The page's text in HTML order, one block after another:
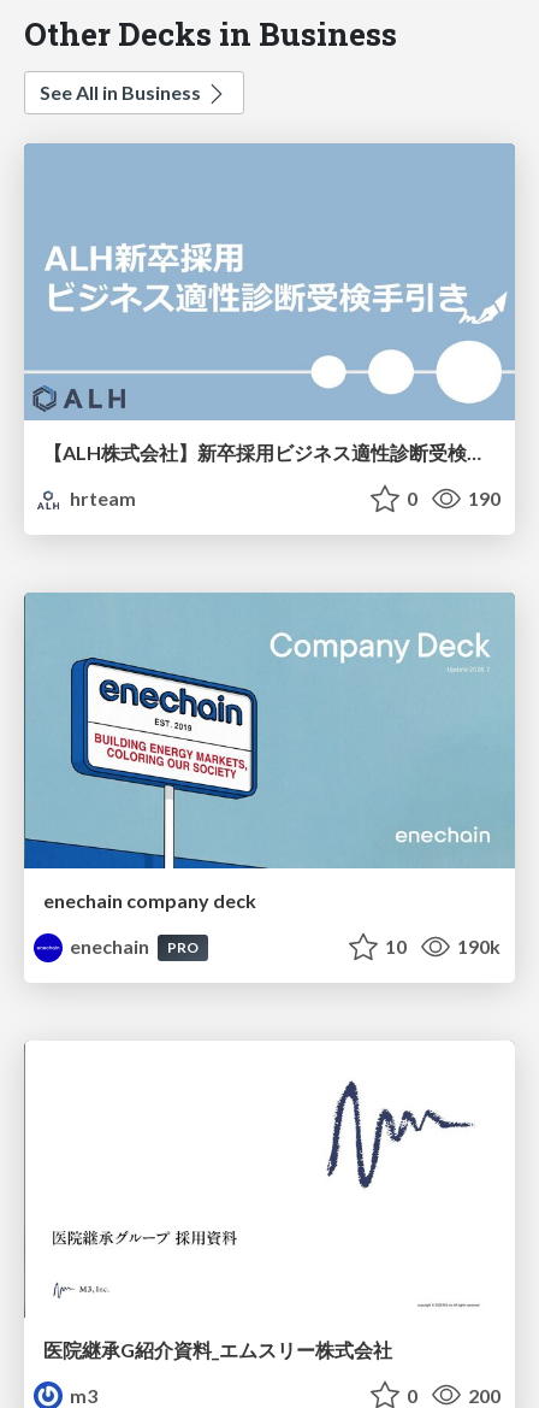
Other Decks in Business
See All in Business
hrteam
0 190
enechain company deck
enechain
PRO 10 190k
医院継承G紹介資料_エムスリー株式会社
m3
0 200